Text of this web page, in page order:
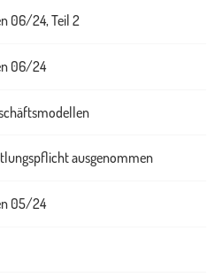
06/24, Teil 2
06/24
ausgenommen
05/24